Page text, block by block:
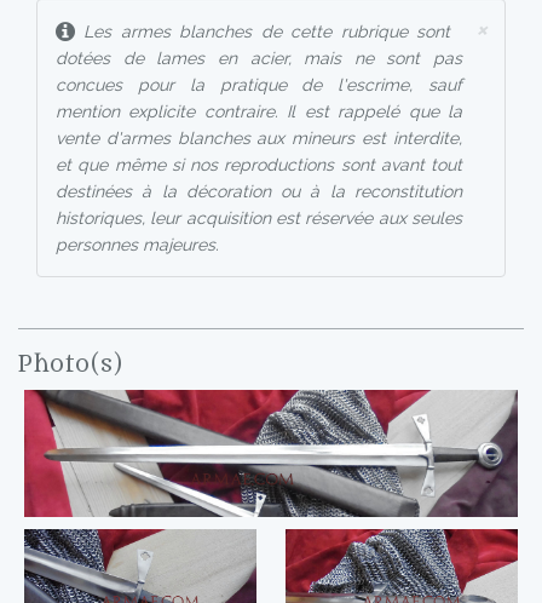
×
Les armes blanches de cette rubrique sont
dotées de lames en acier, mais ne sont pas
concues pour la pratique de l'escrime, sauf
mention explicite contraire. Il est rappelé que la
vente d'armes blanches aux mineurs est interdite,
et que même si nos reproductions sont avant tout
destinées à la décoration ou à la reconstitution
historiques, leur acquisition est réservée aux seules
personnes majeures.
Photo(s)